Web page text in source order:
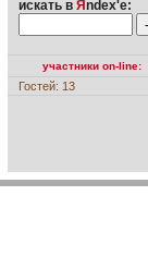
искать в Я ndex'е:
участники on-line:
Гостей: 13